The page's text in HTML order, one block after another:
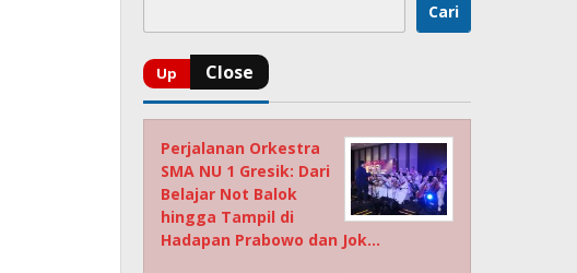
Cari
Perjalanan Orkestra
SMA NU 1 Gresik: Dari
Belajar Not Balok
hingga Tampil di
Hadapan Prabowo dan Jok…